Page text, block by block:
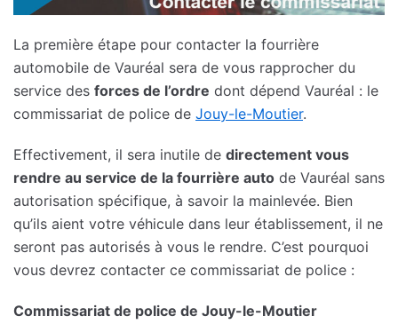
La première étape pour contacter la fourrière
automobile de Vauréal sera de vous rapprocher du
service des forces de l’ordre dont dépend Vauréal : le
commissariat de police de Jouy-le-Moutier.
Effectivement, il sera inutile de directement vous
rendre au service de la fourrière auto de Vauréal sans
autorisation spécifique, à savoir la mainlevée. Bien
qu’ils aient votre véhicule dans leur établissement, il ne
seront pas autorisés à vous le rendre. C’est pourquoi
vous devrez contacter ce commissariat de police :
Commissariat de police de Jouy-le-Moutier